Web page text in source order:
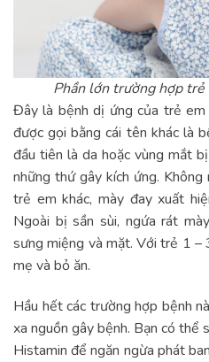
Phần lớn trường hợp trẻ
Đây là bệnh dị ứng của trẻ
được gọi bằng cái tên khác là
đầu tiên là da hoặc vùng mắt
những thứ gây kích ứng.
trẻ em khác, mày đay xuất
Ngoài bị sần sùi, ngứa rát
sưng miệng và mặt. Với trẻ 1 –
mẹ và bỏ ăn.
Hầu hết các trường hợp bệnh
xa nguồn gây bệnh. Bạn có thể
Histamin để ngăn ngừa phát